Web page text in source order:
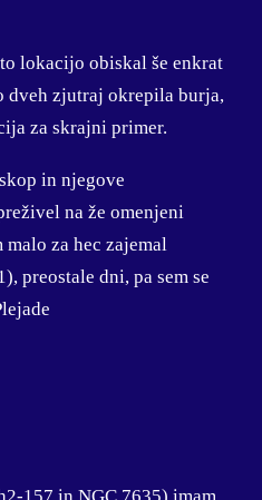
lokacijo obiskal še enkrat
dveh zjutraj okrepila burja,
za skrajni primer.
in njegove
na že omenjeni
za hec zajemal
preostale dni, pa sem se
157 in NGC 7635) imam